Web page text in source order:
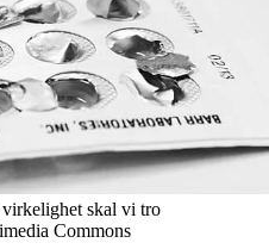
skal vi tro
Commons